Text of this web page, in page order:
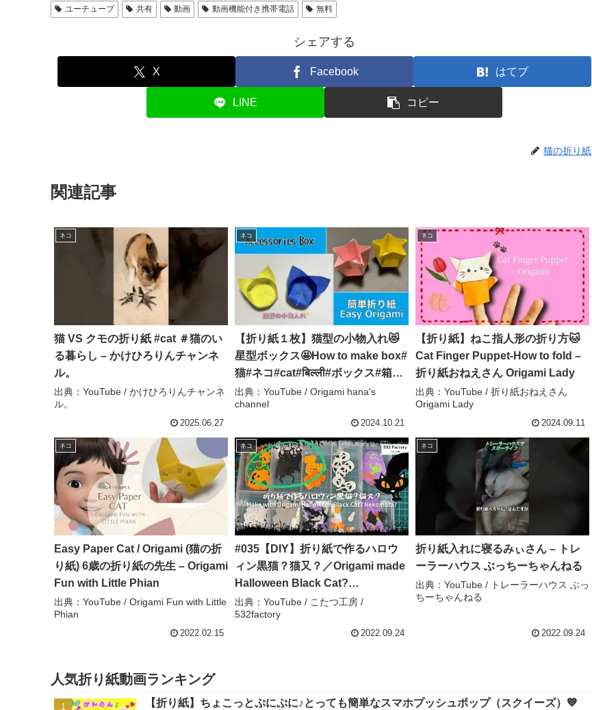
ユーチューブ 共有 動画 動画機能付き携帯電話 無料
シェアする
X Facebook はてブ
LINE コピー
猫の折り紙
関連記事
ネコ
猫 VS クモの折り紙 #cat ＃猫のい
る暮らし – かけひろりんチャンネ
ル。
出典：YouTube / かけひろりんチャンネ
ル。
2025.06.27
ネコ
【折り紙１枚】猫型の小物入れ😻
星型ボックス🤩How to make box#
猫#ネコ#cat#बिल्ली#ボックス#箱#
小物入れ#box#盒子#박스#折り方#
おりがみ#origami#摺紙#종이접기
– Origami hana’s channel
出典：YouTube / Origami hana's
channel
2024.10.21
ネコ
【折り紙】ねこ指人形の折り方🐱
Cat Finger Puppet-How to fold –
折り紙おねえさん Origami Lady
出典：YouTube / 折り紙おねえさん
Origami Lady
2024.09.11
ネコ
Easy Paper Cat / Origami (猫の折
り紙) 6歳の折り紙の先生 – Origami
Fun with Little Phian
出典：YouTube / Origami Fun with Little
Phian
2022.02.15
ネコ
#035【DIY】折り紙で作るハロウ
ィン黒猫？猫又？／Origami made
Halloween Black Cat?
Nekomata? – こたつ工房 /
532factory
出典：YouTube / こたつ工房 /
532factory
2022.09.24
ネコ
折り紙入れに寝るみぃさん – トレ
ーラーハウス ぶっちーちゃんねる
出典：YouTube / トレーラーハウス ぶっ
ちーちゃんねる
2022.09.24
人気折り紙動画ランキング
【折り紙】ちょこっとぷにぷに♪とっても簡単なスマホプッシュポップ（スクイーズ）💙